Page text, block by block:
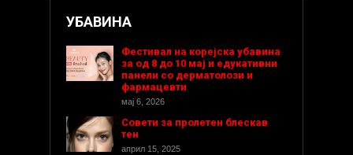
УБАВИНА
Фестивал на корејска убавина
за од 8 до 10 мај и едукативни
панели со дерматолози и
фармацевти
мај 6, 2026
Совети за пролетен блескав
тен
април 15, 2025